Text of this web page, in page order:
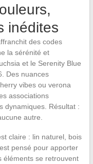
inédites
des codes
la sérénité et
et le Serenity Blue
Des nuances
vibes ou verona
associations
dynamiques. Résultat :
autre.
claire : lin naturel, bois
pensé pour apporter
éléments se retrouvent